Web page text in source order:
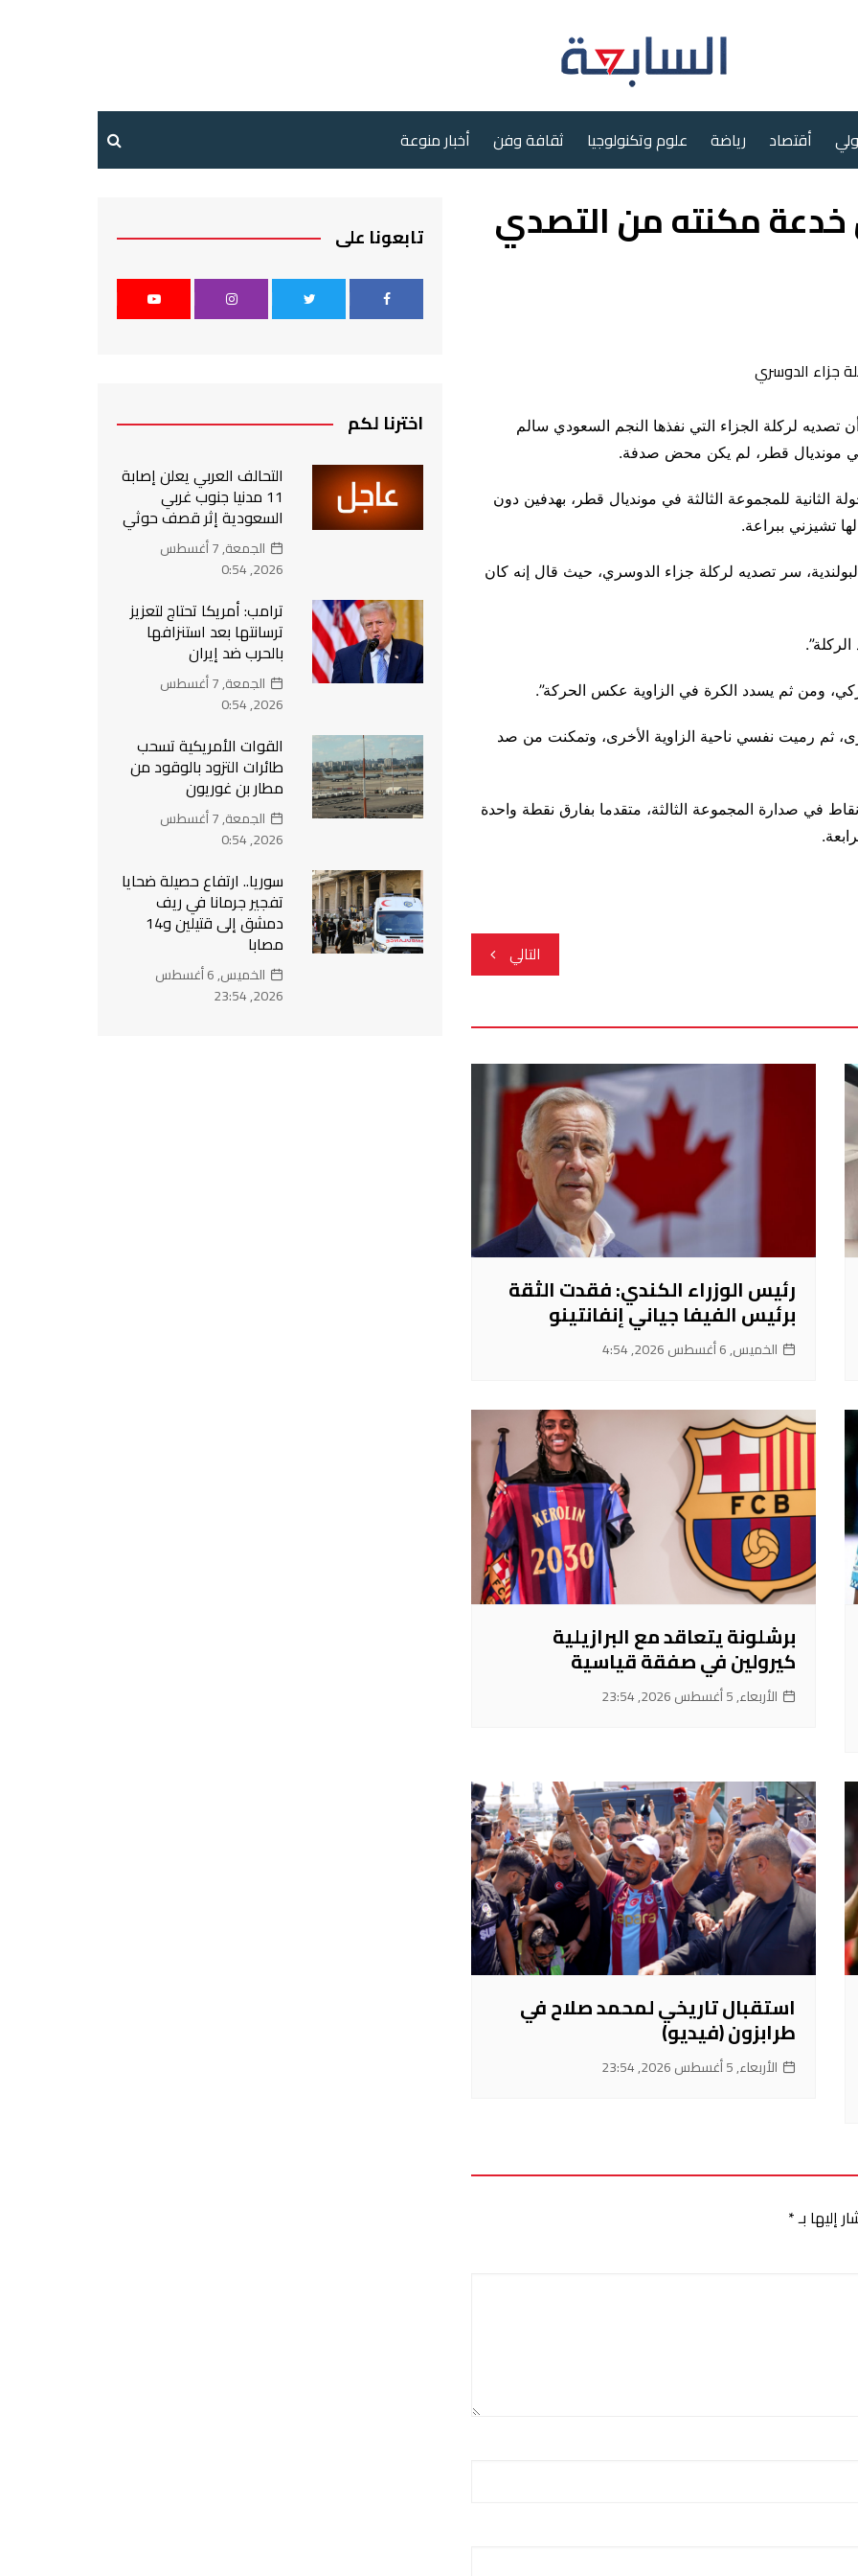
أقتصاد رياضة علوم وتكنولوجيا ثقافة وفن أخبار منوعة
مكنته من التصدي
لركلة الجزاء التي نفذها النجم السعودي سالم
في مونديال قطر، لم يكن محض صدفة.
الثانية للمجموعة الثالثة في مونديال قطر، بهدفين دون
تشيزني ببراعة.
سر تصديه لركلة جزاء الدوسري، حيث قال إنه كان
ومن ثم يسدد الكرة في الزاوية عكس الحركة”.
ثم رميت نفسي ناحية الزاوية الأخرى، وتمكنت من صد
في صدارة المجموعة الثالثة، متقدما بفارق نقطة واحدة
التالي
رئيس الوزراء الكندي: فقدت الثقة
برئيس الفيفا جياني إنفانتينو
الخميس, 6 أغسطس 2026, 4:54
برشلونة يتعاقد مع البرازيلية
كيرولين في صفقة قياسية
الأربعاء, 5 أغسطس 2026, 23:54
استقبال تاريخي لمحمد صلاح في
طرابزون (فيديو)
الأربعاء, 5 أغسطس 2026, 23:54
إليها بـ*
تابعونا على
اخترنا لكم
التحالف العربي يعلن إصابة
11 مدنيا جنوب غربي
السعودية إثر قصف حوثي
الجمعة, 7 أغسطس
2026, 0:54
ترامب: أمريكا تحتاج لتعزيز
ترسانتها بعد استنزافها
بالحرب ضد إيران
الجمعة, 7 أغسطس
2026, 0:54
القوات الأمريكية تسحب
طائرات التزود بالوقود من
مطار بن غوريون
الجمعة, 7 أغسطس
2026, 0:54
سوريا.. ارتفاع حصيلة ضحايا
تفجير جرمانا في ريف
دمشق إلى قتيلين و14
مصابا
الخميس, 6 أغسطس
2026, 23:54